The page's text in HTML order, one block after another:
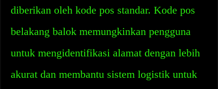
diberikan oleh kode pos standar. Kode pos
belakang balok memungkinkan pengguna
untuk mengidentifikasi alamat dengan lebih
akurat dan membantu sistem logistik untuk